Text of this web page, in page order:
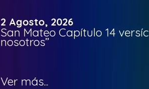
2 Agosto, 2026
San Mateo Capítulo 14
nosotros”
Ver más...